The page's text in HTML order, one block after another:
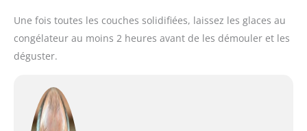
Une fois toutes les couches solidifiées, laissez les glaces au
congélateur au moins 2 heures avant de les démouler et les
déguster.